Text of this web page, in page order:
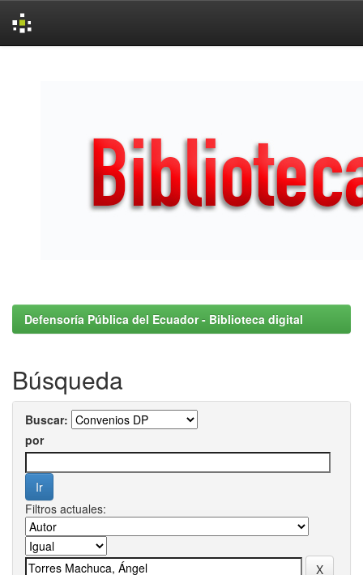
Defensoría Pública del Ecuador - Biblioteca digital
Búsqueda
Buscar:
por
Filtros actuales: